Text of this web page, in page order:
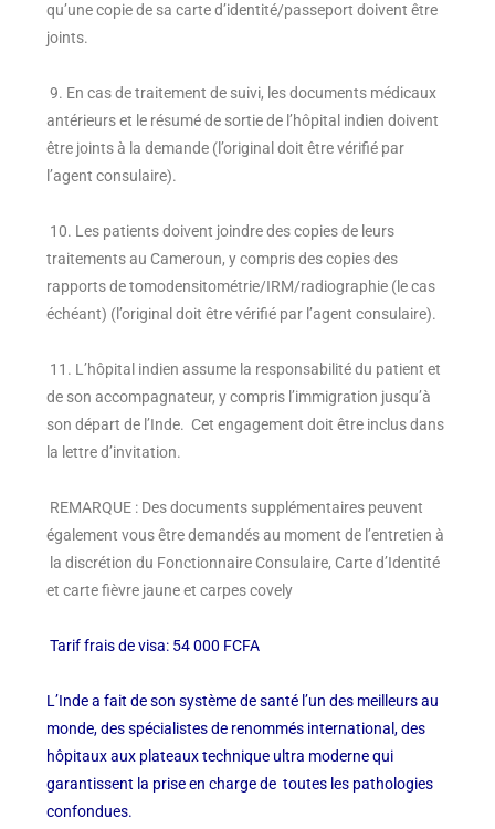
qu’une copie de sa carte d’identité/passeport doivent être
joints.
9. En cas de traitement de suivi, les documents médicaux
antérieurs et le résumé de sortie de l’hôpital indien doivent
être joints à la demande (l’original doit être vérifié par
l’agent consulaire).
10. Les patients doivent joindre des copies de leurs
traitements au Cameroun, y compris des copies des
rapports de tomodensitométrie/IRM/radiographie (le cas
échéant) (l’original doit être vérifié par l’agent consulaire).
11. L’hôpital indien assume la responsabilité du patient et
de son accompagnateur, y compris l’immigration jusqu’à
son départ de l’Inde. Cet engagement doit être inclus dans
la lettre d’invitation.
REMARQUE : Des documents supplémentaires peuvent
également vous être demandés au moment de l’entretien à
la discrétion du Fonctionnaire Consulaire, Carte d’Identité
et carte fièvre jaune et carpes covely
Tarif frais de visa: 54 000 FCFA
L’Inde a fait de son système de santé l’un des meilleurs au
monde, des spécialistes de renommés international, des
hôpitaux aux plateaux technique ultra moderne qui
garantissent la prise en charge de toutes les pathologies
confondues.